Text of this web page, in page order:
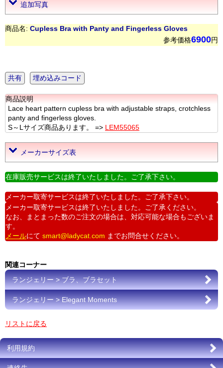
追加写真
商品名: Cupless Bra with Panty and Fingerless Gloves
参考価格6900円
共有 埋め込みコード
商品説明
Lace heart pattern cupless bra with adjustable straps, crotchless
panty and fingerless gloves.
S～Lサイズ商品あります。 => LEM55065
メーカーサイズ表
在庫販売サービスは終了いたしました。ご了承下さい。
メーカー取寄サービスは終了いたしました。ご了承下さい。
メーカー取寄サービスは終了いたしました。ご了承ください。
なお、まとまった数のご注文の場合は、対応可能な場合もございま
す。
メールにて smart@ladycat.com までお問合せください。
関連コーナー
ランジェリー > ブラ、ブラセット
ランジェリー > Elegant Moments
リストに戻る
利用規約